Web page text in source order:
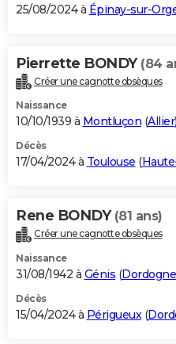
25/08/2024 à Épinay-sur-
Pierrette BONDY (84
Créer une cagnotte obsèques
Naissance
10/10/1939 à Montluçon (Allier)
Décès
17/04/2024 à Toulouse (
Rene BONDY (81 ans)
Créer une cagnotte obsèques
Naissance
31/08/1942 à Génis (Dordogne
Décès
15/04/2024 à Périgueux(